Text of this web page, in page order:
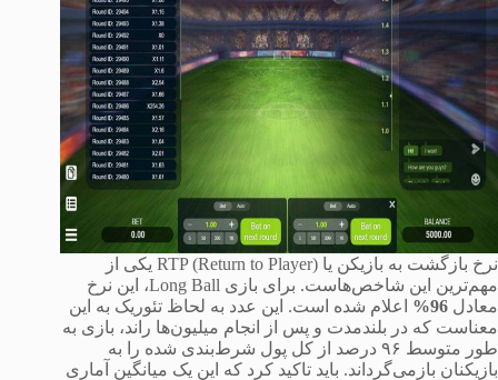
نرخ بازگشت به بازیکن یا RTP (Return to Player) یکی از
مهم‌ترین این شاخص‌هاست. برای بازی Long Ball، این نرخ
معادل 96%
اعلام شده است. این عدد به لحاظ تئوریک به این
معناست که در بلندمدت و پس از انجام میلیون‌ها راند، بازی به
طور متوسط ۹۶ درصد از کل پول شرط‌بندی شده را به
بازیکنان بازمی‌گرداند. باید تاکید کرد که این یک میانگین آماری